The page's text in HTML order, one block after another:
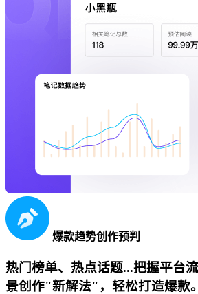
爆款趋势创作预判
热门榜单、热点话题...把握平台
景创作"新解法"，轻松打造爆款。